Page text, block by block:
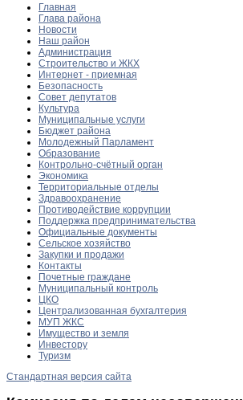
Главная
Глава района
Новости
Наш район
Администрация
Строительство и ЖКХ
Интернет - приемная
Безопасность
Совет депутатов
Культура
Муниципальные услуги
Бюджет района
Молодежный Парламент
Образование
Контрольно-счётный орган
Экономика
Территориальные отделы
Здравоохранение
Противодействие коррупции
Поддержка предпринимательства
Официальные документы
Сельское хозяйство
Закупки и продажи
Контакты
Почетные граждане
Муниципальный контроль
ЦКО
Централизованная бухгалтерия
МУП ЖКС
Имущество и земля
Инвестору
Туризм
Стандартная версия сайта